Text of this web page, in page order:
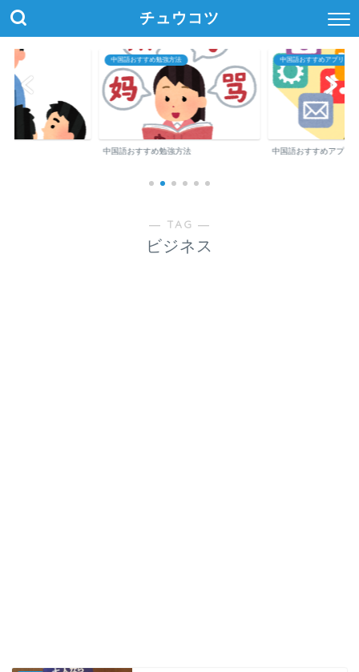
チュウコツ
中国語おすすめ勉強方法
中国語おすすめ勉強方法
中国語おすすめアプリ・参
中国語おすすめアプリ
― TAG ―
ビジネス